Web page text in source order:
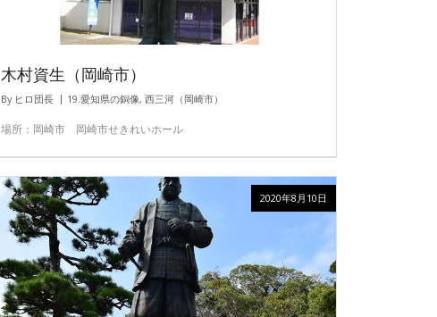
木村資生（岡崎市）
By ヒロ団長 19.愛知県の銅像, 西三河（岡崎市）
場所：岡崎市 岡崎市せきれいホール
2020年8月10日